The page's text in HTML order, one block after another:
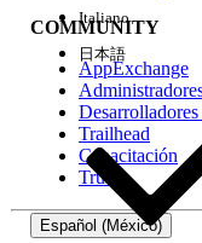
Experiencia
COMMUNITY
AppExchange
Trailhead
Capacitación
Trust
Español (México)
Italiano
日本語